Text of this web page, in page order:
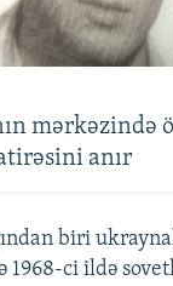
mərkəzində
anır
biri
1968-ci ildə